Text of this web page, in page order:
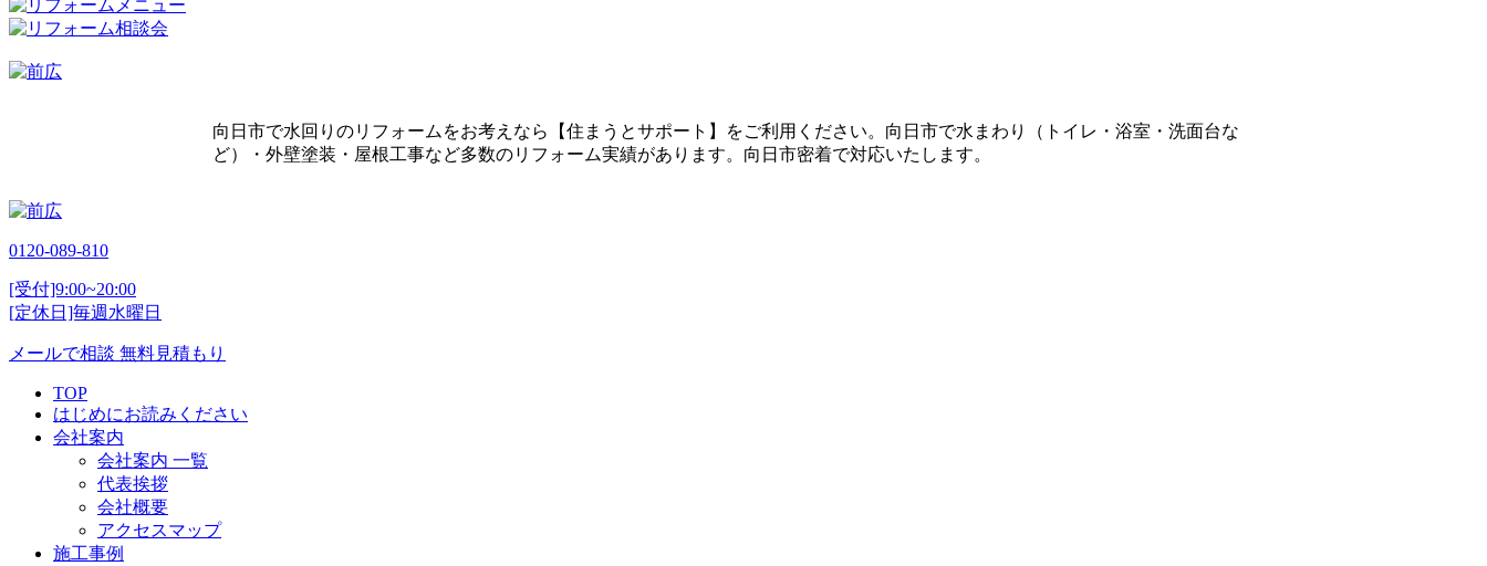
向日市で水回りのリフォームをお考えなら【住まうとサポート】をご利用ください。向日市で水まわり（トイレ・浴室・洗面台な
ど）・外壁塗装・屋根工事など多数のリフォーム実績があります。向日市密着で対応いたします。
0120-089-810
[受付]9:00~20:00
[定休日]毎週水曜日
メールで相談 無料見積もり
TOP
はじめにお読みください
会社案内
会社案内 一覧
代表挨拶
会社概要
アクセスマップ
施工事例